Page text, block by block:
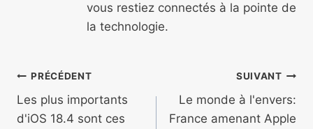
vous restiez connectés à la pointe de
la technologie.
Navigation
de
PRÉCÉDENT
Les plus importants
d'iOS 18.4 sont ces
SUIVANT
Le monde à l'envers:
France amenant Apple